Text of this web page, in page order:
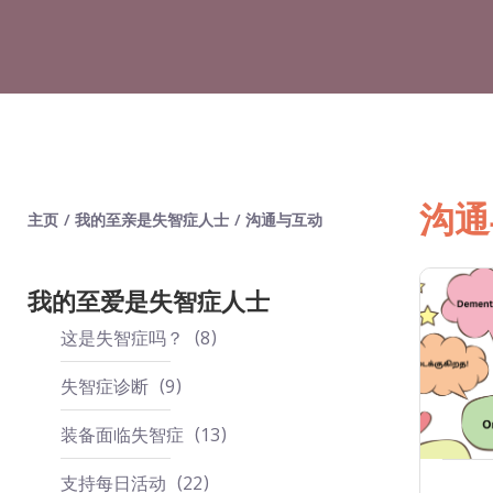
主页 / 我的至亲是失智症人士 / 沟通与互动 沟
我的至爱是失智症人士
这是失智症吗？
8
失智症诊断
9
装备面临失智症
13
支持每日活动
22